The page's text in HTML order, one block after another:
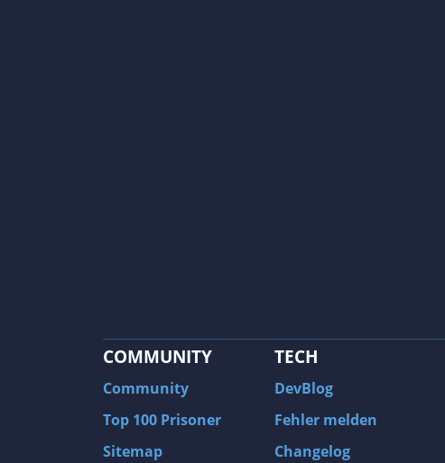
COMMUNITY
Community
Top 100 Prisoner
Sitemap
TECH
DevBlog
Fehler melden
Changelog